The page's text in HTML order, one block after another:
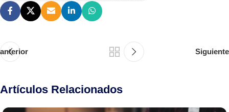
anterior Siguiente
Artículos Relacionados